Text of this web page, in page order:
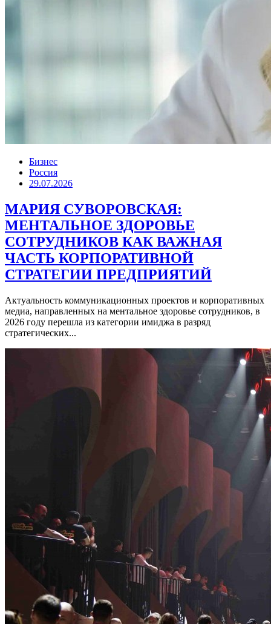
Бизнес
Россия
29.07.2026
МАРИЯ СУВОРОВСКАЯ:
МЕНТАЛЬНОЕ ЗДОРОВЬЕ
СОТРУДНИКОВ КАК ВАЖНАЯ
ЧАСТЬ КОРПОРАТИВНОЙ
СТРАТЕГИИ ПРЕДПРИЯТИЙ
Актуальность коммуникационных проектов и корпоративных
медиа, направленных на ментальное здоровье сотрудников, в
2026 году перешла из категории имиджа в разряд
стратегических...